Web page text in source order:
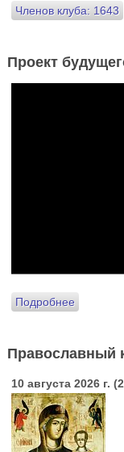
Членов клуба: 1643
Проект
Подробнее
Православный
10 августа 2026 г.